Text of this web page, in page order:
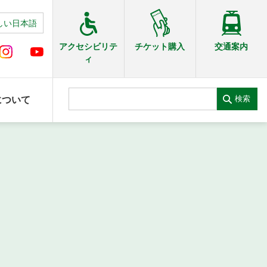
い日本語
アクセシビリテ
ィ
チケット購入 交通案内
いて 検索